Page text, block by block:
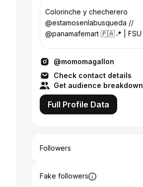
Colorinche y checherero
@estamosenlabusqueda //
@panamafemart 🇵🇦📍 | FSU BFA
@momomagallon
Check contact details
Get audience breakdown
Full Profile Data
Followers
Fake followers